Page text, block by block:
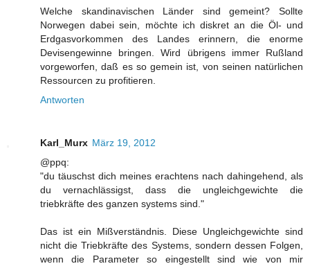
Welche skandinavischen Länder sind gemeint? Sollte
Norwegen dabei sein, möchte ich diskret an die Öl- und
Erdgasvorkommen des Landes erinnern, die enorme
Devisengewinne bringen. Wird übrigens immer Rußland
vorgeworfen, daß es so gemein ist, von seinen natürlichen
Ressourcen zu profitieren.
Antworten
Karl_Murx März 19, 2012
@ppq:
"du täuschst dich meines erachtens nach dahingehend, als
du vernachlässigst, dass die ungleichgewichte die
triebkräfte des ganzen systems sind."
Das ist ein Mißverständnis. Diese Ungleichgewichte sind
nicht die Triebkräfte des Systems, sondern dessen Folgen,
wenn die Parameter so eingestellt sind wie von mir